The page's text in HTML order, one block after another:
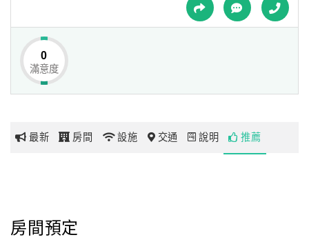
網
玩
地
圖
想要體驗自然美景與優質的民宿，「圓頂瓦舍」是您最好的
飯店備有膠鞋，手套，掏沙小玩具，衝浪趴板，嬰兒澡
盆，免費使用，退房當天依然可以使用噢！
0
滿意度
最新 房間 設施 交通 說明 推薦
房間預定